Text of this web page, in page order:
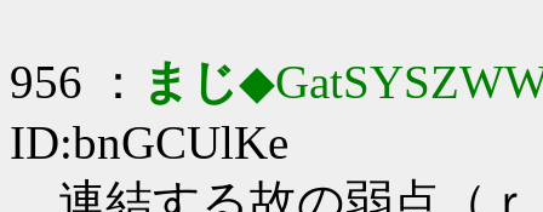
956 ： まじ
ID:bnGCUlKe